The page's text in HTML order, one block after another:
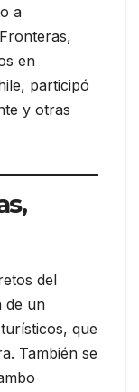
a
en
participó
y otras
del
de un
que
También se